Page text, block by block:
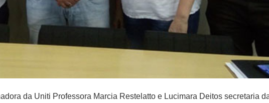
da Uniti Professora Marcia Restelatto e Lucimara Deitos secretaria